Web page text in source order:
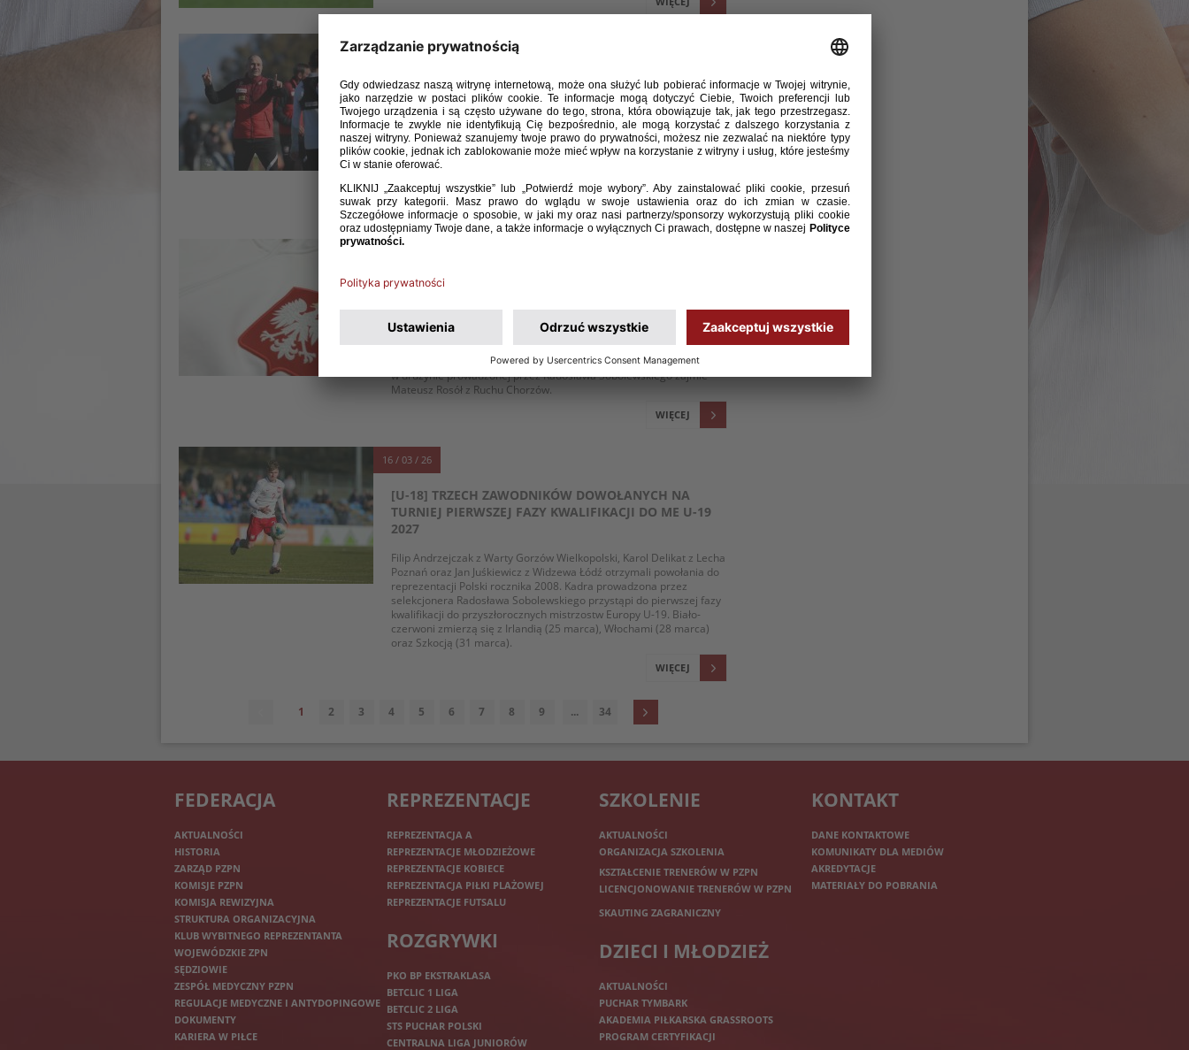
28 / 03 / 26
[U-18] BIAŁO-CZERWONI ZREMISOWALI Z WŁOCHAMI
Reprezentacja Polski do lat 18 zremisowała 1:1 z Włochami w meczu
rozgrywanego w Szkocji turnieju grupy 2 dywizji A pierwszej rundy
kwalifikacji do mistrzostw Europy 2027 (dla rocznika 2008). Gola dla
drużyny prowadzonej przez trenera Radosława Sobolewskiego
strzelił Pascal Mozie. W następnym spotkaniu Polska zagra we
wtorek (31 marca, 20:00, Airdrie) ze Szkocją.
WIĘCEJ
[U-18] ZMIANA W POWOŁANIACH NA TURNIEJ
Wojciech Szymczak z Lecha Poznań z powodu kontuzji nie weźmie
udziału w pierwszej rundzie kwalifikacji do przyszłorocznych
mistrzostw Europy do lat 19 dla rocznika 2008. Jego miejsce
w drużynie prowadzonej przez Radosława Sobolewskiego zajmie
Mateusz Rosół z Ruchu Chorzów.
WIĘCEJ
16 / 03 / 26
[U-18] TRZECH ZAWODNIKÓW DOWOŁANYCH NA
TURNIEJ PIERWSZEJ FAZY KWALIFIKACJI DO ME U-19
2027
Filip Andrzejczak z Warty Gorzów Wielkopolski, Karol Delikat z Lecha
Poznań oraz Jan Juśkiewicz z Widzewa Łódź otrzymali powołania do
reprezentacji Polski rocznika 2008. Kadra prowadzona przez
selekcjonera Radosława Sobolewskiego przystąpi do pierwszej fazy
kwalifikacji do przyszłorocznych mistrzostw Europy U-19. Biało-
czerwoni zmierzą się z Irlandią (25 marca), Włochami (28 marca)
oraz Szkocją (31 marca).
WIĘCEJ
1 2 3 4 5 6 7 8 9 ... 34
FEDERACJA
AKTUALNOŚCI
HISTORIA
ZARZĄD PZPN
KOMISJE PZPN
KOMISJA REWIZYJNA
STRUKTURA ORGANIZACYJNA
KLUB WYBITNEGO REPREZENTANTA
WOJEWÓDZKIE ZPN
SĘDZIOWIE
ZESPÓŁ MEDYCZNY PZPN
REGULACJE MEDYCZNE I ANTYDOPINGOWE
DOKUMENTY
KARIERA W PIŁCE
REPREZENTACJE
REPREZENTACJA A
REPREZENTACJE MŁODZIEŻOWE
REPREZENTACJE KOBIECE
REPREZENTACJA PIŁKI PLAŻOWEJ
REPREZENTACJE FUTSALU
ROZGRYWKI
PKO BP EKSTRAKLASA
BETCLIC 1 LIGA
BETCLIC 2 LIGA
STS PUCHAR POLSKI
CENTRALNA LIGA JUNIORÓW
SZKOLENIE
AKTUALNOŚCI
ORGANIZACJA SZKOLENIA
KSZTAŁCENIE TRENERÓW W PZPN
LICENCJONOWANIE TRENERÓW W PZPN
SKAUTING ZAGRANICZNY
DZIECI I MŁODZIEŻ
AKTUALNOŚCI
PUCHAR TYMBARK
AKADEMIA PIŁKARSKA GRASSROOTS
PROGRAM CERTYFIKACJI
KONTAKT
DANE KONTAKTOWE
KOMUNIKATY DLA MEDIÓW
AKREDYTACJE
MATERIAŁY DO POBRANIA